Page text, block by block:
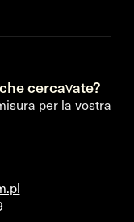
cercavate?
per la vostra